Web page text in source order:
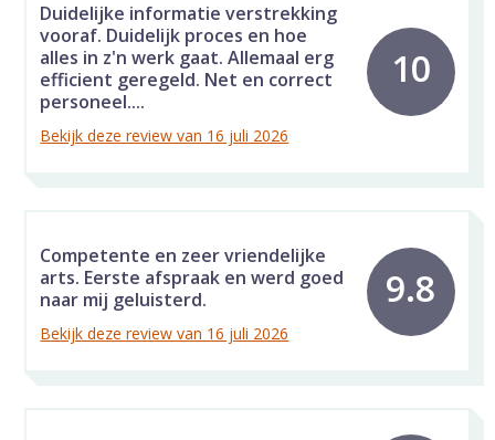
Duidelijke informatie verstrekking
vooraf. Duidelijk proces en hoe
alles in z'n werk gaat. Allemaal erg
efficient geregeld. Net en correct
personeel....
Bekijk deze review van 16 juli 2026
10
Competente en zeer vriendelijke
arts. Eerste afspraak en werd goed
naar mij geluisterd.
Bekijk deze review van 16 juli 2026
9.8